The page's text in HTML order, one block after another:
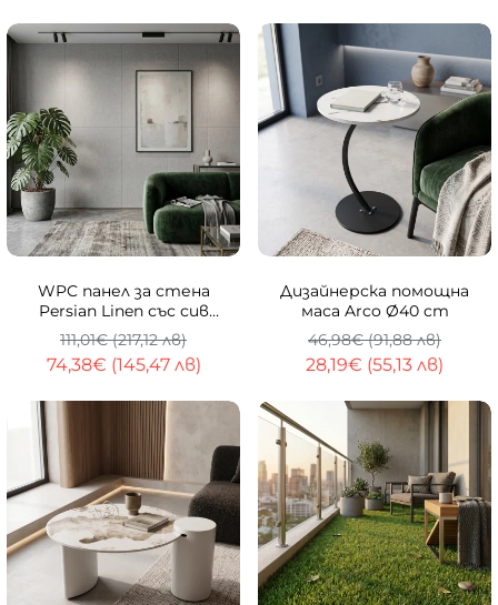
WPC панел за стена
Persian Linen със сив
текстилен ефект | 288
x 122cm
74,38€ (145,47 лв)
111,01€ (217,12 лв)
Дизайнерска помощна
маса Arco Ø40 cm
28,19€ (55,13 лв)
46,98€ (91,88 лв)